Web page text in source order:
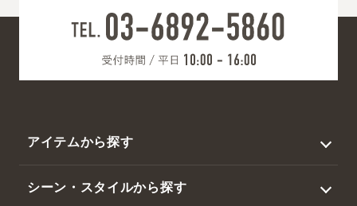
アイテムから探す
シーン・スタイルから探す